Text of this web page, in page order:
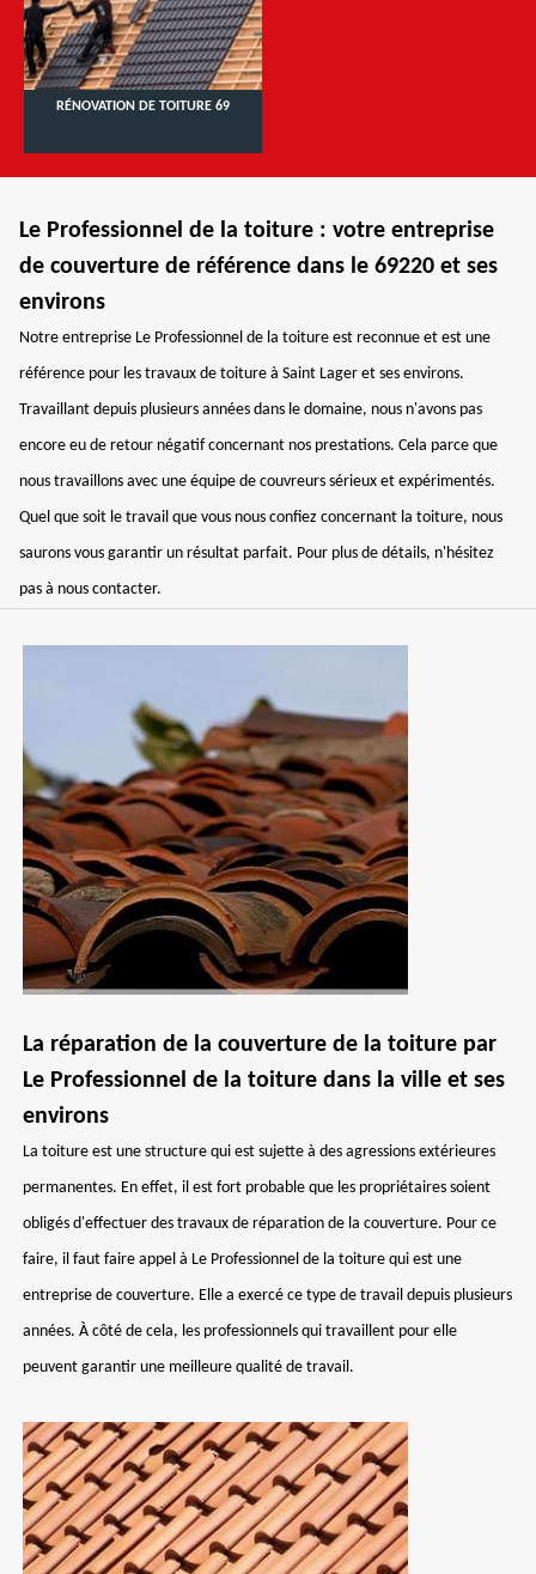
RÉNOVATION DE TOITURE 69
Le Professionnel de la toiture : votre entreprise
de couverture de référence dans le 69220 et ses
environs
Notre entreprise Le Professionnel de la toiture est reconnue et est une
référence pour les travaux de toiture à Saint Lager et ses environs.
Travaillant depuis plusieurs années dans le domaine, nous n'avons pas
encore eu de retour négatif concernant nos prestations. Cela parce que
nous travaillons avec une équipe de couvreurs sérieux et expérimentés.
Quel que soit le travail que vous nous confiez concernant la toiture, nous
saurons vous garantir un résultat parfait. Pour plus de détails, n'hésitez
pas à nous contacter.
La réparation de la couverture de la toiture par
Le Professionnel de la toiture dans la ville et ses
environs
La toiture est une structure qui est sujette à des agressions extérieures
permanentes. En effet, il est fort probable que les propriétaires soient
obligés d'effectuer des travaux de réparation de la couverture. Pour ce
faire, il faut faire appel à Le Professionnel de la toiture qui est une
entreprise de couverture. Elle a exercé ce type de travail depuis plusieurs
années. À côté de cela, les professionnels qui travaillent pour elle
peuvent garantir une meilleure qualité de travail.